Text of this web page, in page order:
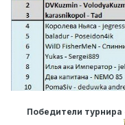
Победители турнира